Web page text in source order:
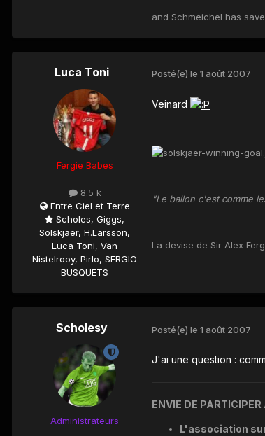
and Schmeichel has
Luca Toni
Fergie Babes
8.5 k
Entre Ciel et Terre
Scholes, Giggs,
Solskjaer, H.Larsson,
Luca Toni, Van
Nistelrooy, Pirlo, SERGIO
BUSQUETS
Posté(e) le 1 août 2007
Veinard
"Le ballon c'est comme
La devise de Sir Alex
Scholesy
Administrateurs
Posté(e) le 1 août 2007
J'ai une question :
ENVIE DE PARTICIPER
L'association